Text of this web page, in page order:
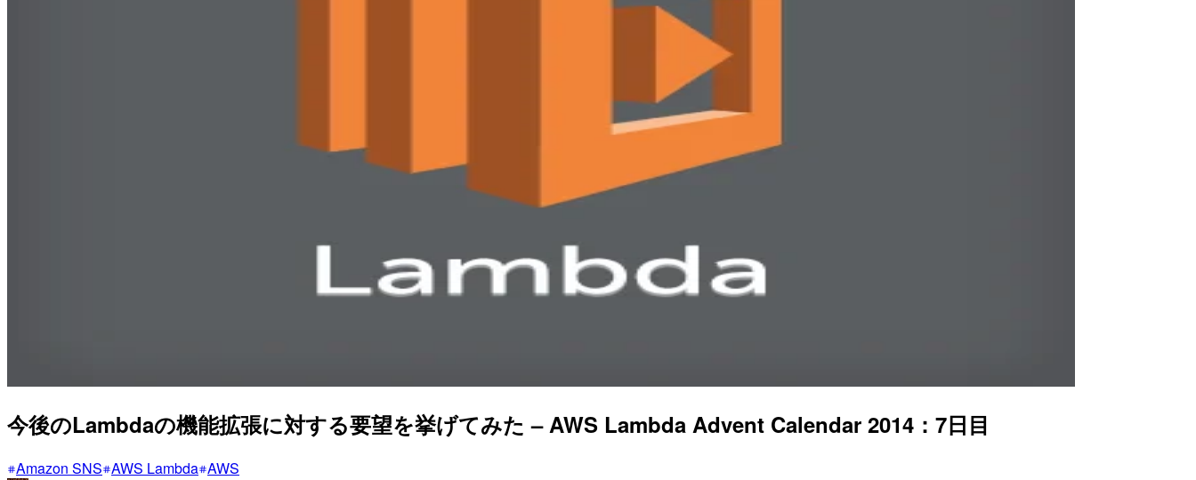
今後のLambdaの機能拡張に対する要望を挙げてみた – AWS Lambda Advent Calendar 2014：7日目
Amazon SNS AWS Lambda AWS